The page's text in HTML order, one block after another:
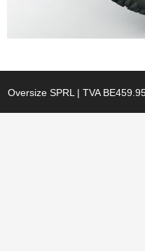
Oversize SPRL | TVA